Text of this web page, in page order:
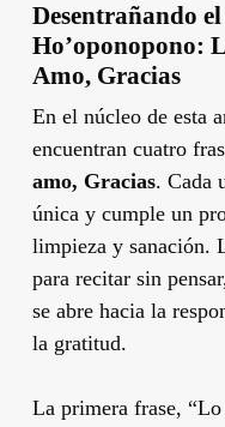
Desentrañando
Ho’oponopono:
Amo, Gracias
En el núcleo de esta
encuentran cuatro
amo, Gracias. Cada
única y cumple un
limpieza y sanación.
para recitar sin
se abre hacia la
la gratitud.
La primera frase,